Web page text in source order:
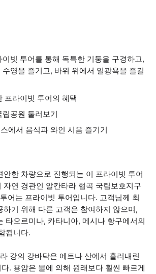
빗 투어를 통해 독특한 기둥을 구경하고,
영을 즐기고, 바위 위에서 일광욕을 즐길
프라이빗 투어의 혜택
공원 둘러보기
에서 음식과 와인 시음 즐기기
안한 차량으로 진행되는 이 프라이빗 투어
자연 경관인 알칸타라 협곡 국립보호지구
어는 프라이빗 투어입니다. 고객님께 최
하기 위해 다른 고객은 참여하지 않으며,
타오르미나, 카타니아, 메시나 항구에서의
됩니다.
강의 강바닥은 에트나 산에서 흘러내린
. 용암은 물에 의해 원래보다 훨씬 빠르게